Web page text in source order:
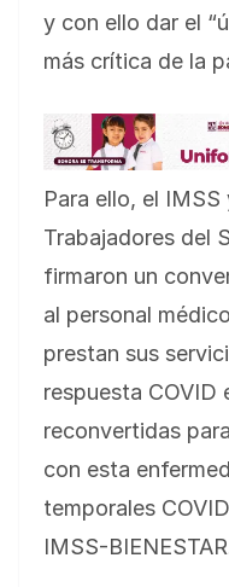
y con ello dar el
más crítica de la
Para ello, el
Trabajadores del
firmaron un
al personal
prestan sus
respuesta COVID
reconvertidas
con esta
temporales
IMSS-